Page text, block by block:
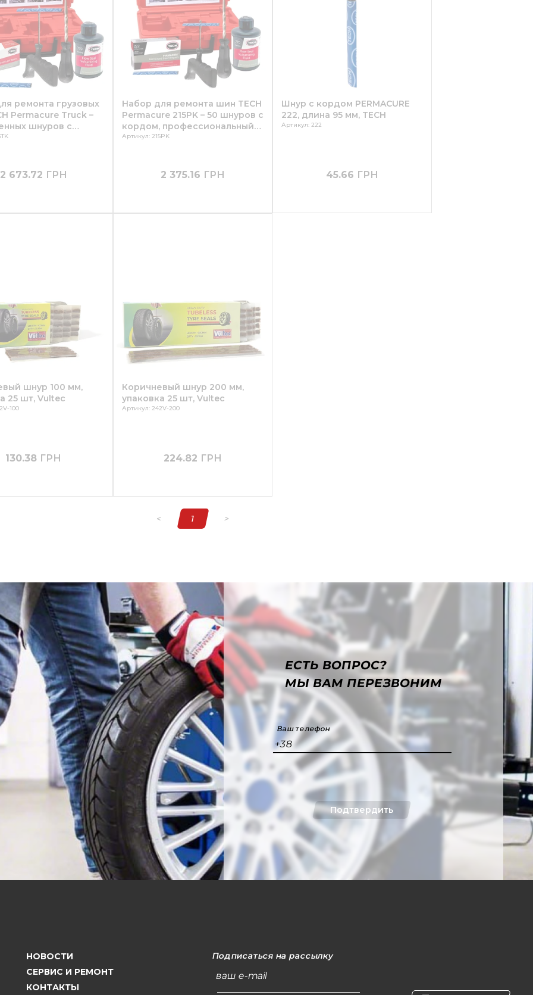
ремонта грузовых
Permacure Truck –
шнуров с
грузовых шин,
2 673.72 ГРН
Набор для ремонта шин TECH
Permacure 215PK – 50 шнуров с
кордом, профессиональный
комплект с инструментами
Артикул: 215PK
2 375.16 ГРН
Шнур с кордом PERMACURE
222, длина 95 мм, TECH
Артикул: 222
45.66 ГРН
шнур 100 мм,
25 шт, Vultec
100
130.38 ГРН
Коричневый шнур 200 мм,
упаковка 25 шт, Vultec
Артикул: 242V-200
224.82 ГРН
< 1 >
ЕСТЬ ВОПРОС?
МЫ ВАМ ПЕРЕЗВОНИМ
Ваш телефон
+38
Подтвердить
НОВОСТИ
СЕРВИС И РЕМОНТ
КОНТАКТЫ
Подписаться на рассылку
ваш e-mail